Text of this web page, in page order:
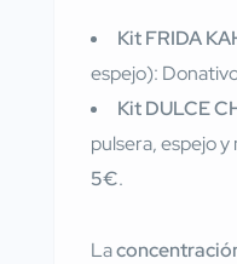
Kit FRIDA
espejo):
Kit DULCE
pulsera, espejo
5€.
La